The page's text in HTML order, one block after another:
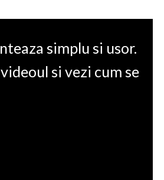
simplu si usor.
si vezi cum se